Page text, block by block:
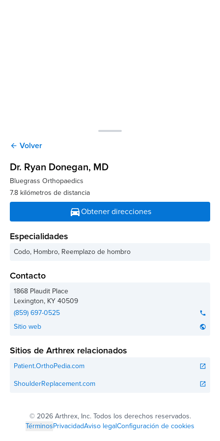
arrow_back Volver
Dr. Ryan Donegan, MD
Bluegrass Orthopaedics
7.8 kilómetros de distancia
directions_carObtener direcciones
Especialidades
Codo, Hombro, Reemplazo de hombro
Contacto
1868 Plaudit Place
Lexington, KY40509
(859) 697-0525
phone
Sitio web public
Sitios de Arthrex relacionados
Patient.OrthoPedia.com open_in_new
ShoulderReplacement.com open_in_new
© 2026 Arthrex, Inc. Todos los derechos reservados.
TérminosPrivacidadAviso legalConfiguración de cookies